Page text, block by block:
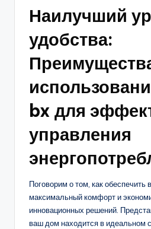
Наилучший
удобства:
bx для
управления
Поговорим о том, как
максимальный комфорт и
инновационных решений.
ваш дом находится в идеальном